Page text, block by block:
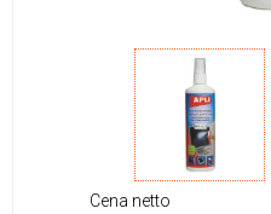
Cena netto